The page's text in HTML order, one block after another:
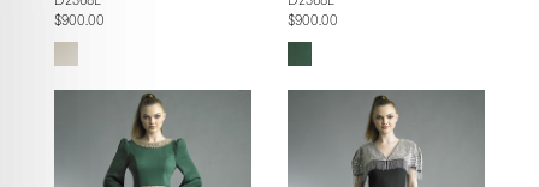
$900.00
$900.00